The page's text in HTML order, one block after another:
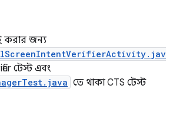
করার জন্য
টেস্ট এবং
তে থাকা CTS টেস্ট